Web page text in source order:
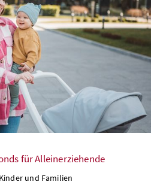
für Alleinerziehende
und Familien